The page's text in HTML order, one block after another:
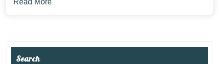
Read More
Search